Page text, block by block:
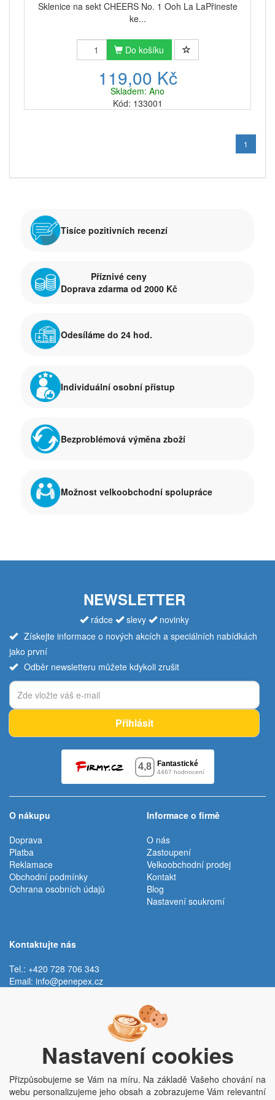
mandalenebo dáte přednostveselému motivu s
Sklenice na sekt CHEERS No. 1 Ooh La LaPřineste
ke...
Do košíku
119,00 Kč
Skladem: Ano
Kód: 133001
1
Tisíce pozitivních recenzí
Příznivé ceny
Doprava zdarma od 2000 Kč
Odesíláme do 24 hod.
Individuální osobní přístup
Bezproblémová výměna zboží
Možnost velkoobchodní spolupráce
NEWSLETTER
rádce slevy
novinky
Získejte informace o nových akcích a speciálních nabídkách
jako první
Odběr newsletteru můžete kdykoli zrušit
Přihlásit
O nákupu
Doprava
Platba
Reklamace
Obchodní podmínky
Ochrana osobních údajů
Informace o firmě
O nás
Zastoupení
Velkoobchodní prodej
Kontakt
Blog
Nastavení soukromí
Kontaktujte nás
Tel.: +420 728 706 343
Email: info@penepex.cz
Trávník 2076, 686 03 Staré Město
Nastavení cookies
Přizpůsobujeme se Vám na míru. Na základě Vašeho chování na
webu personalizujeme jeho obsah a zobrazujeme Vám relevantní